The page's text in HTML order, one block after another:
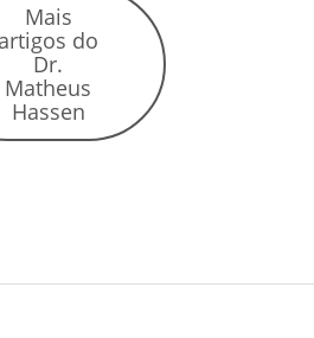
Mais
artigos do
Dr.
Matheus
Hassen